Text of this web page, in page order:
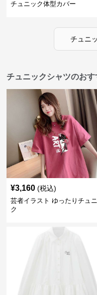
チュニック体型カバー
チュニ
チュニックシャツのお
¥3,160 (税込)
芸者イラスト ゆったりチュ
ク